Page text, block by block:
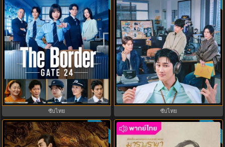
GATE24: หน่วยสกัดภัยข้ามแดน
(2026) ซับไทย EP.1-10
ซับไทย
Flex X Cop 2 คุณชายสายสืบ ซีซั่น
2 (2026) พากย์ไทย ซับไทย EP.1-14
ซับไทย
8.5 ซับไทย 8.0 ซับไทย